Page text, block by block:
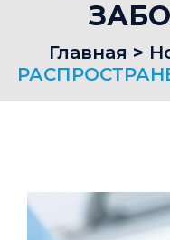
Главная >